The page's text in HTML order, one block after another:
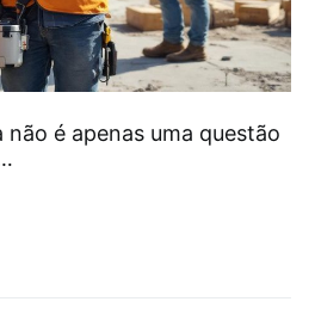
não é apenas uma questão